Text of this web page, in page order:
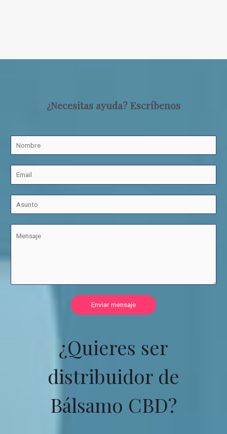
¿Necesitas ayuda? Escríbenos
Enviar mensaje
¿Quieres ser
distribuidor de
Bálsamo CBD?